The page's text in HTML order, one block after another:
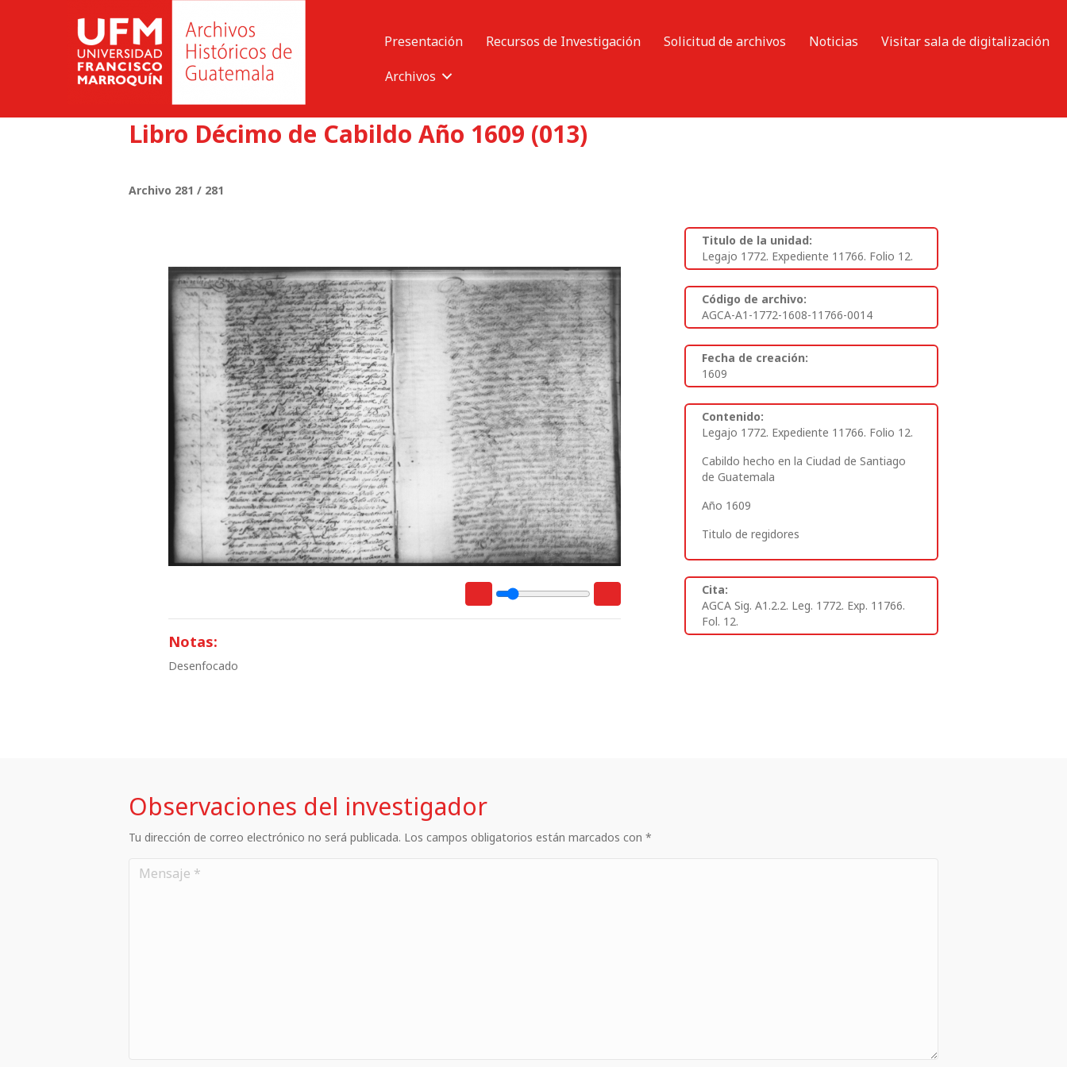
Presentación Recursos de Investigación Solicitud de archivos Noticias
Visitar sala de digitalización
Archivos
Libro Décimo de Cabildo Año 1609 (013)
Archivo 281 / 281
Notas:
Desenfocado
Titulo de la unidad:
Legajo 1772. Expediente 11766. Folio 12.
Código de archivo:
AGCA-A1-1772-1608-11766-0014
Fecha de creación:
1609
Contenido:
Legajo 1772. Expediente 11766. Folio 12.
Cabildo hecho en la Ciudad de Santiago
de Guatemala
Año 1609
Titulo de regidores
Cita:
AGCA Sig. A1.2.2. Leg. 1772. Exp. 11766.
Fol. 12.
Observaciones del investigador
Tu dirección de correo electrónico no será publicada. Los campos obligatorios están marcados con *